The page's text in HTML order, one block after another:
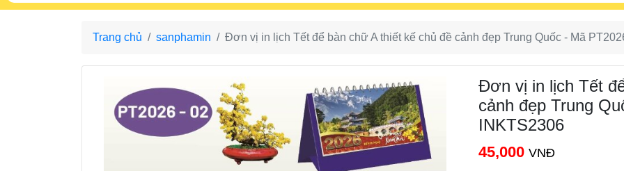
Trang chủ sanphamin Đơn vị in lịch Tết để bàn chữ A thiết kế chủ đề cảnh đẹp Trung Quốc - Mã
Đơn vị in lịch Tết
cảnh đẹp Trung
INKTS2306
45,000 VNĐ